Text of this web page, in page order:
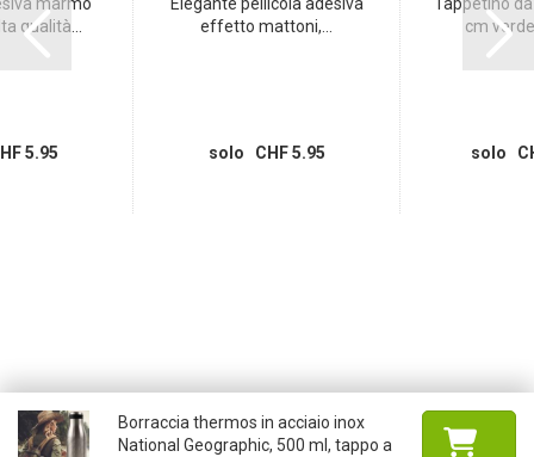
qualità...
5.95
effetto mattoni,...
solo CHF 5.95
cm
solo
Borraccia thermos in acciaio inox
National Geographic, 500 ml, tappo a